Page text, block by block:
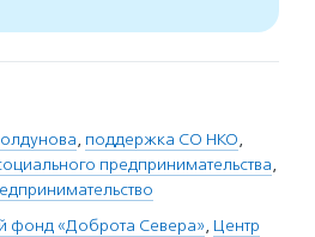
, поддержка СО НКО,
предпринимательства,
фонд «Доброта Севера», Центр